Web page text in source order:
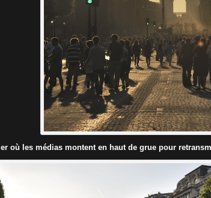
où les médias montent en haut de grue pour